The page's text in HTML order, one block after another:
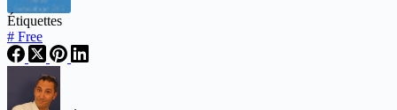
Étiquettes
# Free